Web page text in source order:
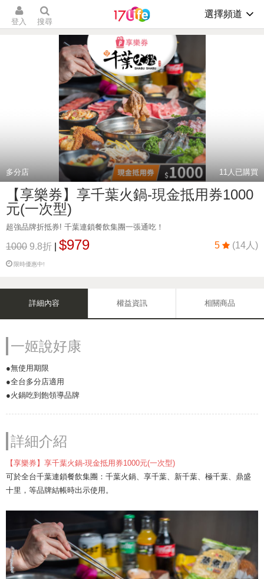
登入 搜尋
選擇頻道
多分店 11人已購買
【享樂券】享千葉火鍋-現金抵用券1000
元(一次型)
超強品牌折抵券! 千葉連鎖餐飲集團一張通吃！
1000 9.8折 $979 5 (14人)
限時優惠中!
詳細內容 權益資訊 相關商品
一姬說好康
●無使用期限
●全台多分店適用
●火鍋吃到飽領導品牌
詳細介紹
【享樂券】享千葉火鍋-現金抵用券1000元(一次型)
可於全台千葉連鎖餐飲集團：千葉火鍋、享千葉、新千葉、極千葉、鼎盛
十里，等品牌結帳時出示使用。